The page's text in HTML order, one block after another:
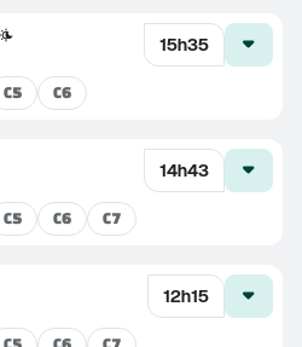
15h35
C5 C6
14h43
C5 C6 C7
12h15